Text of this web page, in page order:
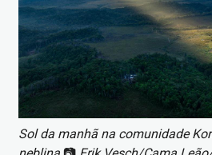
Sol da manhã na comunidade